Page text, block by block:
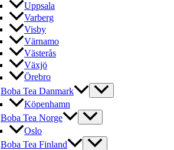
Uppsala
Varberg
Visby
Värnamo
Västerås
Växjö
Örebro
Boba Tea Danmark
Köpenhamn
Boba Tea Norge
Oslo
Boba Tea Finland